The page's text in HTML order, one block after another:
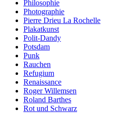
Philosophie
Photographie
Pierre Drieu La Rochelle
Plakatkunst
Polit-Dandy
Potsdam
Punk
Rauchen
Refugium
Renaissance
Roger Willemsen
Roland Barthes
Rot und Schwarz